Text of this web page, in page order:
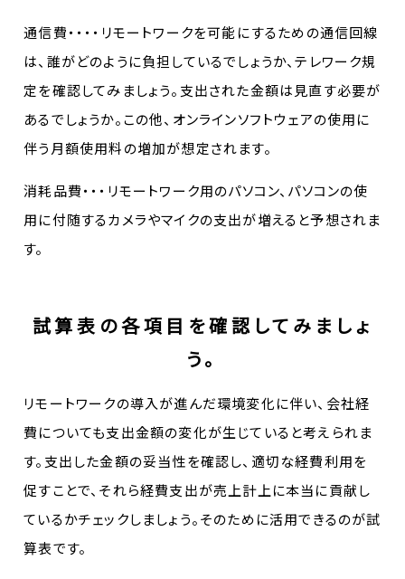
通信費・・・・リモートワークを可能にするための通信回線
は、誰がどのように負担しているでしょうか、テレワーク規
定を確認してみましょう。支出された金額は見直す必要が
あるでしょうか。この他、オンラインソフトウェアの使用に
伴う月額使用料の増加が想定されます。
消耗品費・・・リモートワーク用のパソコン、パソコンの使
用に付随するカメラやマイクの支出が増えると予想されま
す。
試算表の各項目を確認してみましょ
う。
リモートワークの導入が進んだ環境変化に伴い、会社経
費についても支出金額の変化が生じていると考えられま
す。支出した金額の妥当性を確認し、適切な経費利用を
促すことで、それら経費支出が売上計上に本当に貢献し
ているかチェックしましょう。そのために活用できるのが試
算表です。